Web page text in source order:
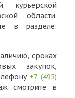
курьерской
области.
в разделе:
сроках
закупок,
+7 (495)
смотрите в